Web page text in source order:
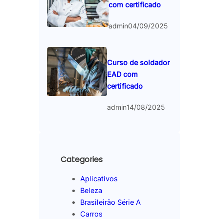
com certificado
admin04/09/2025
Curso de soldador
EAD com
certificado
admin14/08/2025
Categories
Aplicativos
Beleza
Brasileirão Série A
Carros